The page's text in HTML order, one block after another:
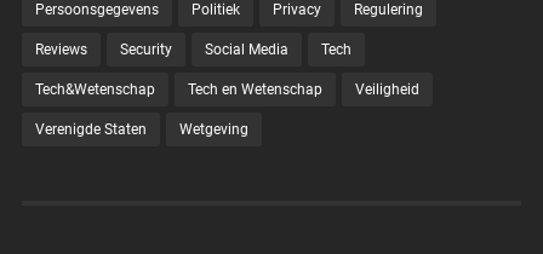
Persoonsgegevens Politiek Privacy Regulering
Reviews Security Social Media Tech
Tech&Wetenschap Tech en Wetenschap Veiligheid
Verenigde Staten Wetgeving